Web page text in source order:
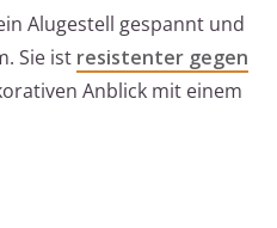
Alugestell gespannt und
Sie ist resistenter gegen
Anblick mit einem